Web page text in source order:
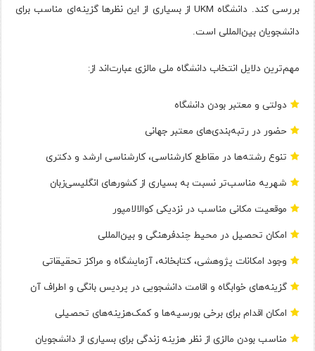
بررسی کند. دانشگاه UKM از بسیاری از این نظرها گزینه‌ای مناسب برای
دانشجویان بین‌المللی است.
مهم‌ترین دلایل انتخاب دانشگاه ملی مالزی عبارت‌اند از:
دولتی و معتبر بودن دانشگاه
حضور در رتبه‌بندی‌های معتبر جهانی
تنوع رشته‌ها در مقاطع کارشناسی، کارشناسی ارشد و دکتری
شهریه مناسب‌تر نسبت به بسیاری از کشورهای انگلیسی‌زبان
موقعیت مکانی مناسب در نزدیکی کوالالامپور
امکان تحصیل در محیط چندفرهنگی و بین‌المللی
وجود امکانات پژوهشی، کتابخانه، آزمایشگاه و مراکز تحقیقاتی
گزینه‌های خوابگاه و اقامت دانشجویی در پردیس بانگی و اطراف آن
امکان اقدام برای برخی بورسیه‌ها و کمک‌هزینه‌های تحصیلی
مناسب بودن مالزی از نظر هزینه زندگی برای بسیاری از دانشجویان